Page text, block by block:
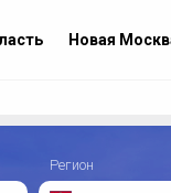
Новая
Регион